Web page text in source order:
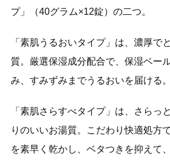
プ」（40グラム×12錠）の二つ。
「素肌うるおいタイプ」は、濃厚で
質。厳選保湿成分配合で、保湿ベー
み、すみずみまでうるおいを届ける。
「素肌さらすべタイプ」は、さらっ
りのいいお湯質。こだわり快適処方
を素早く乾かし、ベタつきを抑えて